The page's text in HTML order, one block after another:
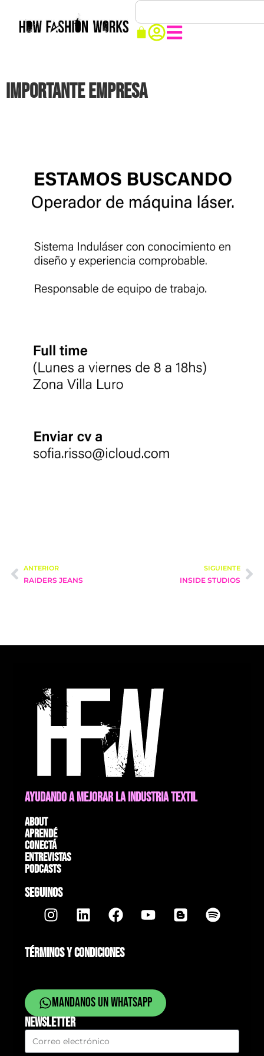
IMPORTANTE EMPRESA
ANTERIOR
RAIDERS JEANS
SIGUIENTE
INSIDE STUDIOS
AYUDANDO A MEJORAR LA INDUSTRIA TEXTIL
About
Aprendé
Conectá
Entrevistas
Podcasts
SEGUINOS
TÉRMINOS Y CONDICIONES
Mandanos un whatsapp
NEWSLETTER